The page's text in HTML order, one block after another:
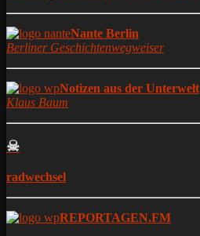
Nante Berlin
Berliner Geschichtenwegweiser
Notizen aus der Unterwelt
Klaus Baum
☠
radwechsel
REPORTAGEN.FM